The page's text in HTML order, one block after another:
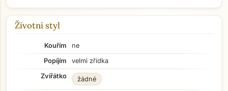
Životní styl
Kouřím
ne
Popíjím
velmi zřídka
Zvířátko
žádné